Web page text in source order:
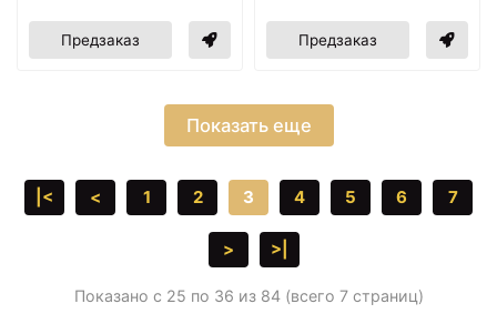
Предзаказ Предзаказ
Показать еще
|< < 1 2 3 4 5 6 7
> >|
Показано с 25 по 36 из 84 (всего 7 страниц)